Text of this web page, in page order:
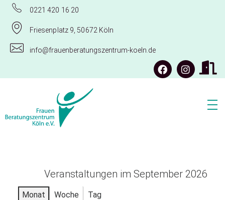
0221 420 16 20
Friesenplatz 9, 50672 Köln
info@frauenberatungszentrum-koeln.de
Veranstaltungen im September 2026
Monat Woche
Tag